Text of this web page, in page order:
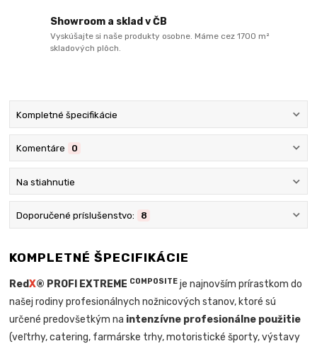
Showroom a sklad v ČB
Vyskúšajte si naše produkty osobne. Máme cez 1700 m²
skladových plôch.
Kompletné špecifikácie
Komentáre 0
Na stiahnutie
Doporučené príslušenstvo: 8
KOMPLETNÉ ŠPECIFIKÁCIE
RedX® PROFI EXTREME COMPOSITE je najnovším prírastkom do
našej rodiny profesionálnych nožnicových stanov, ktoré sú
určené predovšetkým na intenzívne profesionálne použitie
(veľtrhy, catering, farmárske trhy, motoristické športy, výstavy